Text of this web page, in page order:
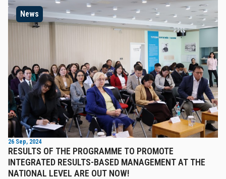
News
26 Sep, 2024
RESULTS OF THE PROGRAMME TO PROMOTE
INTEGRATED RESULTS-BASED MANAGEMENT AT THE
NATIONAL LEVEL ARE OUT NOW!